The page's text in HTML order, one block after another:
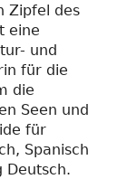
Zipfel des
eine
und
für die
die
Seen und
für
Spanisch
Deutsch.